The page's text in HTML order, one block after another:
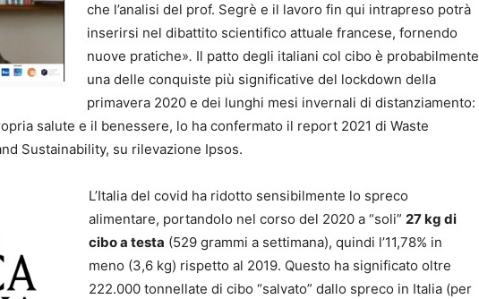
che l’analisi del prof. Segrè e il lavoro fin qui intrapreso potrà
inserirsi nel dibattito scientifico attuale francese, fornendo
nuove pratiche». Il patto degli italiani col cibo è probabilmente
una delle conquiste più significative del lockdown della
primavera 2020 e dei lunghi mesi invernali di distanziamento:
salute e il benessere, lo ha confermato il report 2021 di Waste
Sustainability, su rilevazione Ipsos.
L’Italia del covid ha ridotto sensibilmente lo spreco
alimentare, portandolo nel corso del 2020 a “soli” 27 kg di
cibo a testa (529 grammi a settimana), quindi l’11,78% in
meno (3,6 kg) rispetto al 2019. Questo ha significato oltre
222.000 tonnellate di cibo “salvato” dallo spreco in Italia (per